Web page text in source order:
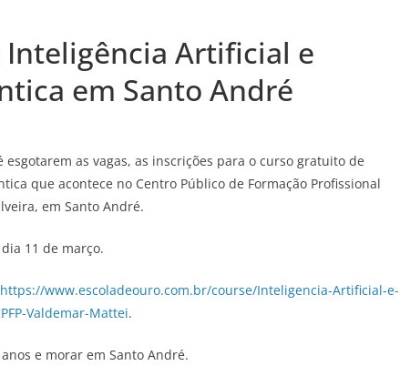
Artificial e
em Santo André
as vagas, as inscrições para o curso gratuito de
que acontece no Centro Público de Formação Profissional
em Santo André.
11 de março.
https://www.escoladeouro.com.br/course/Inteligencia-Artificial-e-
Valdemar-Mattei.
e morar em Santo André.